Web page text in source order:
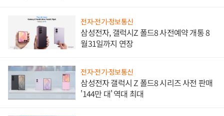
전자·전기·정보통신
삼성전자, 갤럭시Z 폴드8 사전예약 개통 8
월31일까지 연장
전자·전기·정보통신
삼성전자 갤럭시 Z 폴드8 시리즈 사전 판매
'144만 대' 역대 최대